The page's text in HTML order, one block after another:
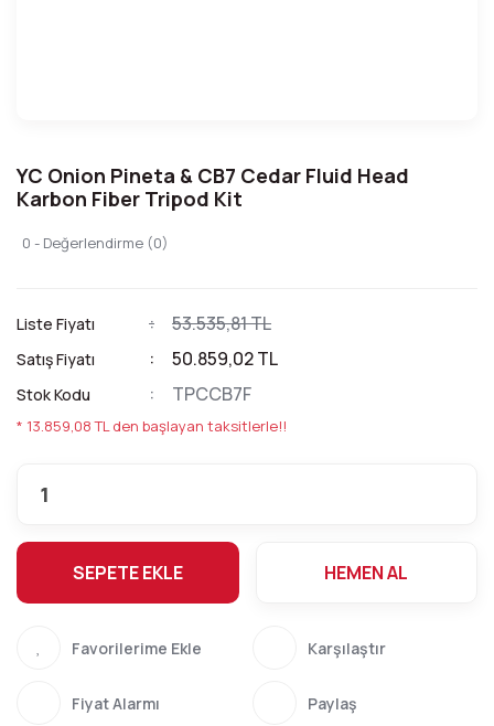
YC Onion Pineta & CB7 Cedar Fluid Head
Karbon Fiber Tripod Kit
0 - Değerlendirme (0)
Liste Fiyatı 53.535,81 TL
Satış Fiyatı 50.859,02 TL
Stok Kodu TPCCB7F
* 13.859,08 TL den başlayan taksitlerle!!
SEPETE EKLE HEMEN AL
Karşılaştır
Fiyat Alarmı Paylaş